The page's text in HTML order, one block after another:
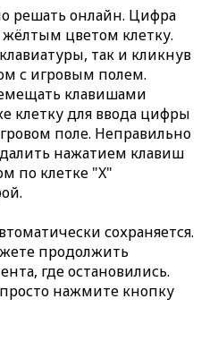
решать онлайн. Цифра
цветом клетку.
так и кликнув
с игровым полем.
клавишами
клетку для ввода цифры
поле. Неправильно
нажатием клавиш
по клетке "X"
сохраняется.
продолжить
где остановились.
нажмите кнопку